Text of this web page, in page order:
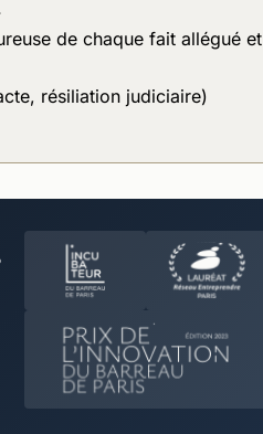
de chaque fait allégué et
résiliation judiciaire)